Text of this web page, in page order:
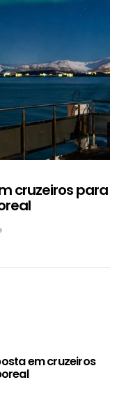
cruzeiros para
em cruzeiros